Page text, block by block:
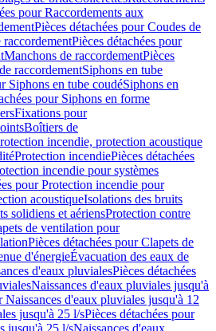
pour Raccordements aux
Pièces détachées pour Coudes de
Pièces détachées pour
Manchons de raccordementPièces
raccordementSiphons en tube
Siphons en tube coudéSiphons en
pour Siphons en forme
Fixations pour
Boîtiers de
incendie, protection acoustique
Protection incendiePièces détachées
incendie pour systèmes
pour Protection incendie pour
acoustiqueIsolations des bruits
solidiens et aériensProtection contre
de ventilation pour
Pièces détachées pour Clapets de
d'énergieÉvacuation des eaux de
d'eaux pluvialesPièces détachées
Naissances d'eaux pluviales jusqu'à
Naissances d'eaux pluviales jusqu'à 12
jusqu'à 25 l/sPièces détachées pour
jusqu'à 25 l/sNaissances d'eaux